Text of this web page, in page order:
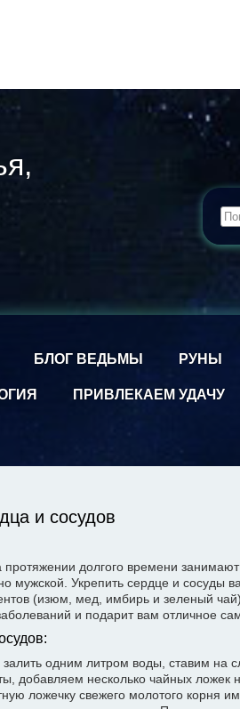
БЛОГ ВЕДЬМЫ РУНЫ
ПРИВЛЕКАЕМ УДАЧУ
и сосудов
долгого времени
мужской. Укрепить сердце и сосуды
(изюм, мед, имбирь и зеленый
и подарит вам отличное
одним литром воды, ставим на
добавляем несколько чайных ложек
ложечку свежего молотого корня